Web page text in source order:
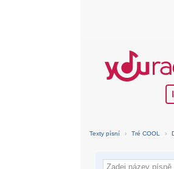
Texty písní › Tré COOL ›